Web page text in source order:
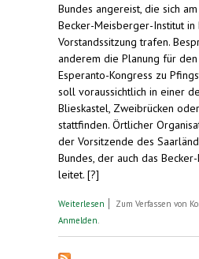
Bundes angereist, die sich
Becker-Meisberger-Institut in
Vorstandssitzung trafen.
anderem die Planung für den
Esperanto-Kongress zu
soll voraussichtlich in einer
Blieskastel, Zweibrücken
stattfinden. Örtlicher
der Vorsitzende des
Bundes, der auch das
leitet. [?]
Weiterlesen über Deutscher
Zum Verfassen von
Anmelden